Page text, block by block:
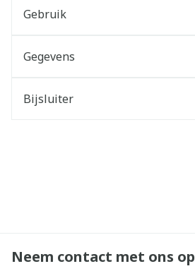
Gebruik
Gegevens
Bijsluiter
Neem contact met ons op